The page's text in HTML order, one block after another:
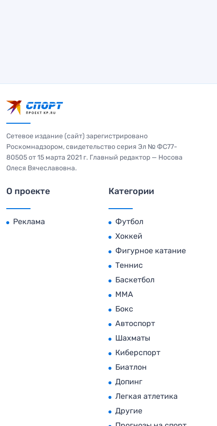
Сетевое издание (сайт) зарегистрировано
Роскомнадзором, свидетельство серия Эл № ФС77-
80505 от 15 марта 2021 г. Главный редактор — Носова
Олеся Вячеславовна.
О проекте
Реклама
Категории
Футбол
Хоккей
Фигурное катание
Теннис
Баскетбол
MMA
Бокс
Автоспорт
Шахматы
Киберспорт
Биатлон
Допинг
Легкая атлетика
Другие